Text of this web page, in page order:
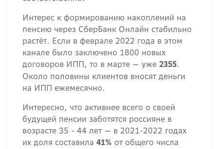
Интерес к формированию накоплений на
пенсию через СберБанк Онлайн стабильно
растёт. Если в феврале 2022 года в этом
канале было заключено 1800 новых
договоров ИПП, то в марте — уже 2355.
Около половины клиентов вносят деньги
на ИПП ежемесячно.
Интересно, что активнее всего о своей
будущей пенсии заботятся россияне в
возрасте 35 - 44 лет — в 2021-2022 годах
их доля составила 41% от общего числа